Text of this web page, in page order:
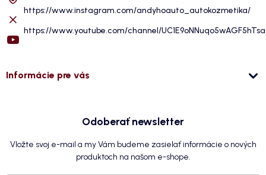
https://www.instagram.com/andyhoauto_autokozmetika/
https://www.youtube.com/channel/
Informácie pre vás
Odoberať newsletter
Vložte svoj e-mail a my Vám budeme zasielať informácie o nových
produktoch na našom e-shope.